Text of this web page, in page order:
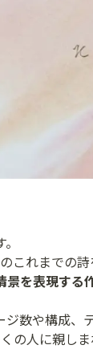
これまでの詩
景を表現する
数や構成、
の人に親しま